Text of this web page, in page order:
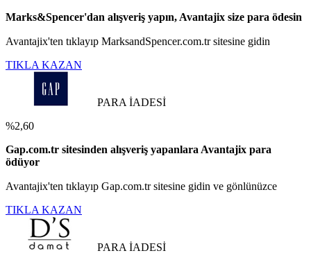
Marks&Spencer'dan alışveriş yapın, Avantajix size para ödesin
Avantajix'ten tıklayıp MarksandSpencer.com.tr sitesine gidin
TIKLA KAZAN
PARA İADESİ
%2,60
Gap.com.tr sitesinden alışveriş yapanlara Avantajix para
ödüyor
Avantajix'ten tıklayıp Gap.com.tr sitesine gidin ve gönlünüzce
TIKLA KAZAN
PARA İADESİ